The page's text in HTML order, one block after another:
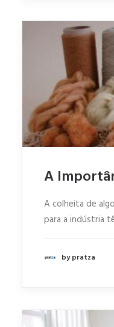
A
A colheita de
para a indústria
by pratza